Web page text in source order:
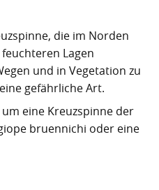
die im Norden
Lagen
und in Vegetation zu
gefährliche Art.
eine Kreuzspinne der
bruennichi oder eine